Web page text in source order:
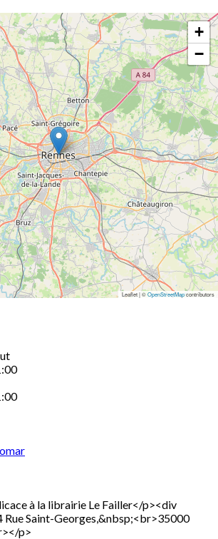
+
−
Leaflet | ©OpenStreetMapcontributors
à la librairie Le Failler</p><div
Saint-Georges,&nbsp;<br>35000
p>